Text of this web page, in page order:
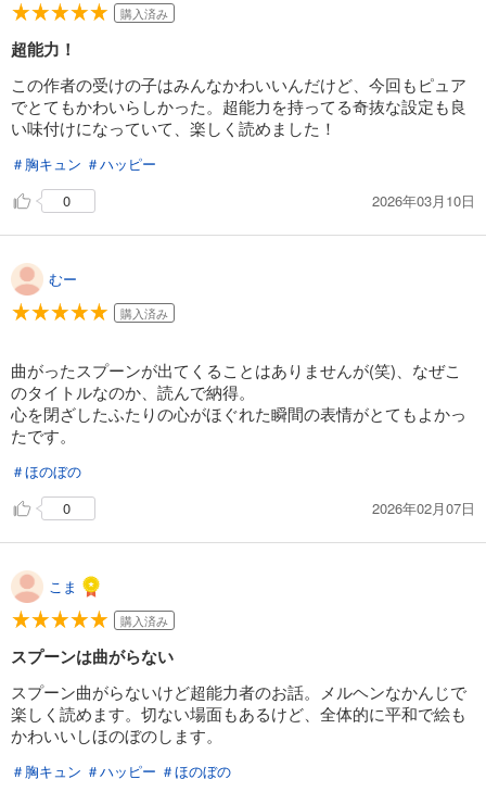
購入済み
超能力！
この作者の受けの子はみんなかわいいんだけど、今回もピュア
でとてもかわいらしかった。超能力を持ってる奇抜な設定も良
い味付けになっていて、楽しく読めました！
＃胸キュン ＃ハッピー
0
2026年03月10日
むー
購入済み
曲がったスプーンが出てくることはありませんが(笑)、なぜこ
のタイトルなのか、読んで納得。
心を閉ざしたふたりの心がほぐれた瞬間の表情がとてもよかっ
たです。
＃ほのぼの
0
2026年02月07日
こま
購入済み
スプーンは曲がらない
スプーン曲がらないけど超能力者のお話。メルヘンなかんじで
楽しく読めます。切ない場面もあるけど、全体的に平和で絵も
かわいいしほのぼのします。
＃胸キュン ＃ハッピー ＃ほのぼの